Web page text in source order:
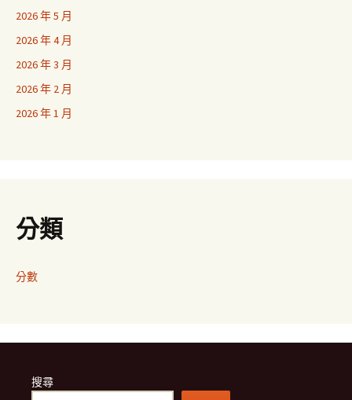
2026 年 5 月
2026 年 4 月
2026 年 3 月
2026 年 2 月
2026 年 1 月
分類
分數
搜尋